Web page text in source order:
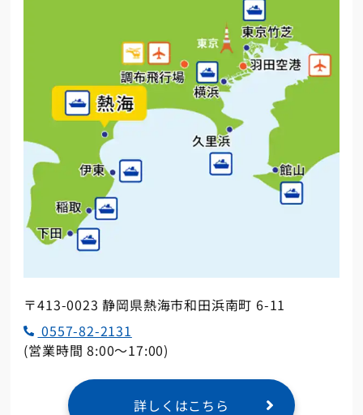
〒413-0023 静岡県熱海市和田浜南町 6-11
0557-82-2131
(営業時間 8:00～17:00)
詳しくはこちら